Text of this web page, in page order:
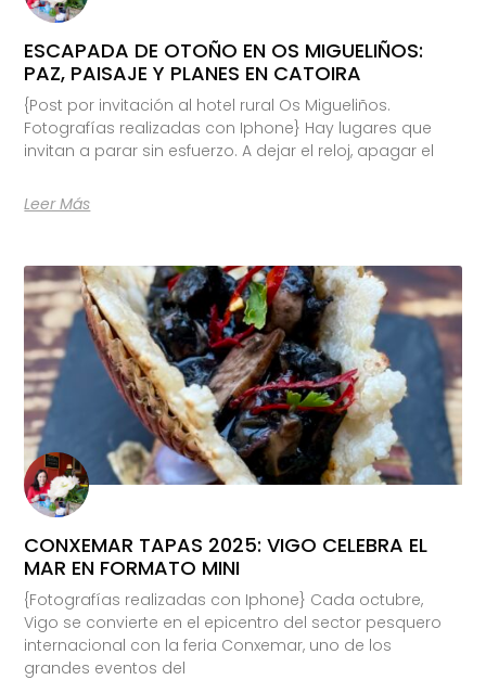
ESCAPADA DE OTOÑO EN OS MIGUELIÑOS:
PAZ, PAISAJE Y PLANES EN CATOIRA
{Post por invitación al hotel rural Os Migueliños.
Fotografías realizadas con Iphone} Hay lugares que
invitan a parar sin esfuerzo. A dejar el reloj, apagar el
Leer Más
CONXEMAR TAPAS 2025: VIGO CELEBRA EL
MAR EN FORMATO MINI
{Fotografías realizadas con Iphone} Cada octubre,
Vigo se convierte en el epicentro del sector pesquero
internacional con la feria Conxemar, uno de los
grandes eventos del